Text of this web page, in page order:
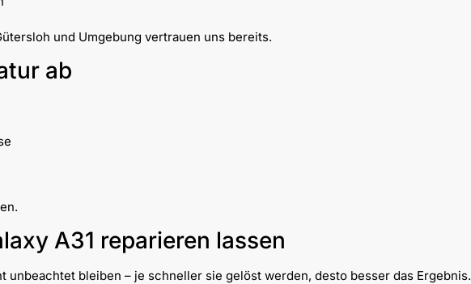
und Umgebung vertrauen uns bereits.
ab
A31 reparieren lassen
unbeachtet bleiben – je schneller sie gelöst werden, desto besser das Ergebnis.